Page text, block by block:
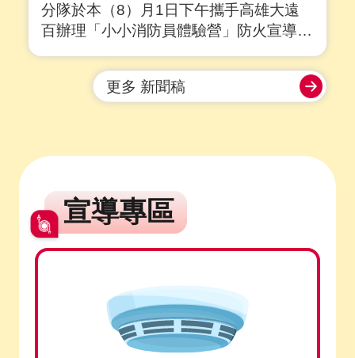
分隊於本（8）月1日下午攜手高雄大遠
百辦理「小小消防員體驗營」防火宣導活
過生動有趣的互動體驗及闖關遊戲，讓孩
童化身一日小小消防員，在歡樂氛圍中認
文
更多 新聞稿
宣導專區